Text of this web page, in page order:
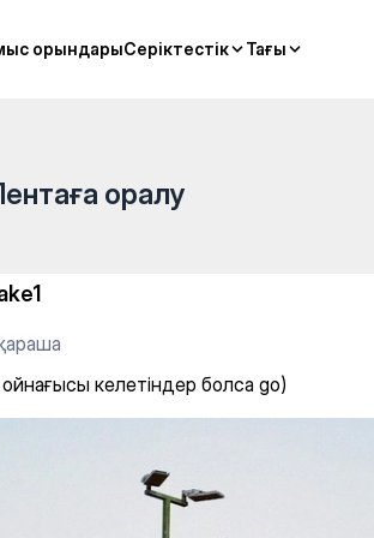
орындарыСеріктестік Тағы
орындарыСеріктестік Тағы
— Tennis
оралу
келетіндер болса go)